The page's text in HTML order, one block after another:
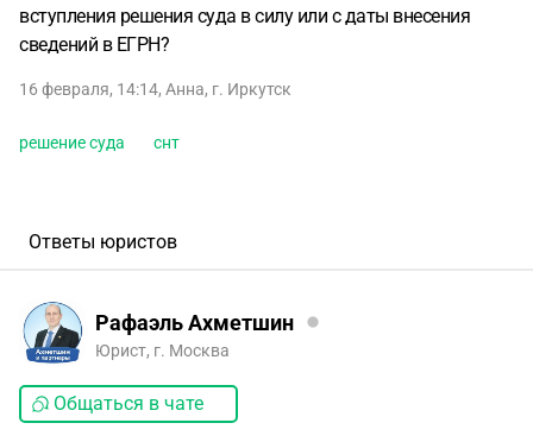
вступления решения суда в силу или с даты внесения
сведений в ЕГРН?
16 февраля, 14:14, Анна, г. Иркутск
решение суда снт
Ответы юристов
Рафаэль Ахметшин
Юрист, г. Москва
Общаться в чате